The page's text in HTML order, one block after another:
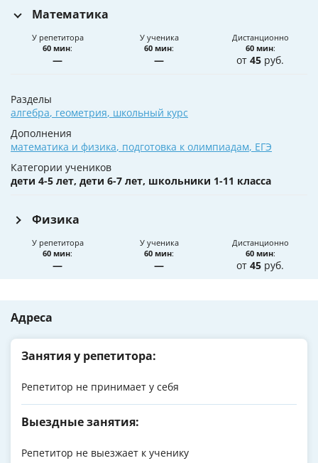
Математика
У репетитора
60 мин:
—
У ученика
60 мин:
—
Дистанционно
60 мин:
от45 руб.
Разделы
алгебра, геометрия, школьный курс
Дополнения
математика и физика, подготовка к олимпиадам, ЕГЭ
Категории учеников
дети 4-5 лет, дети 6-7 лет, школьники 1-11 класса
Физика
У репетитора
60 мин:
—
У ученика
60 мин:
—
Дистанционно
60 мин:
от45 руб.
Адреса
Занятия у репетитора:
Репетитор не принимает у себя
Выездные занятия:
Репетитор не выезжает к ученику